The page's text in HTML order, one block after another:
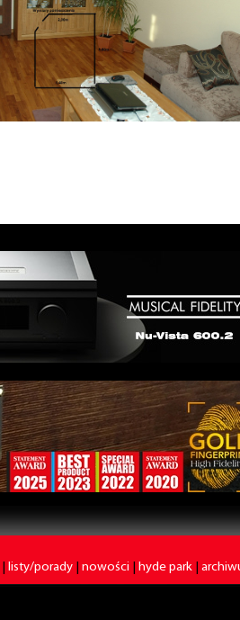
listy/porady nowości hyde park